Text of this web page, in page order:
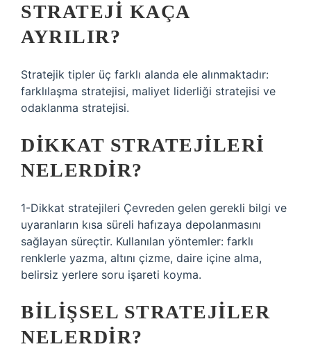
STRATEJI KAÇA
AYRILIR?
Stratejik tipler üç farklı alanda ele alınmaktadır:
farklılaşma stratejisi, maliyet liderliği stratejisi ve
odaklanma stratejisi.
DIKKAT STRATEJILERI
NELERDIR?
1-Dikkat stratejileri Çevreden gelen gerekli bilgi ve
uyaranların kısa süreli hafızaya depolanmasını
sağlayan süreçtir. Kullanılan yöntemler: farklı
renklerle yazma, altını çizme, daire içine alma,
belirsiz yerlere soru işareti koyma.
BILIŞSEL STRATEJILER
NELERDIR?